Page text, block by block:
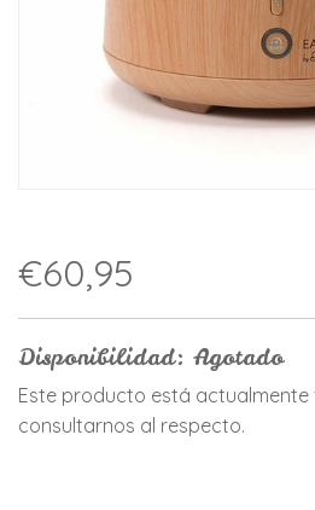
€60,95
Disponibilidad: Agotado
Este producto está actualmente
consultarnos al respecto.